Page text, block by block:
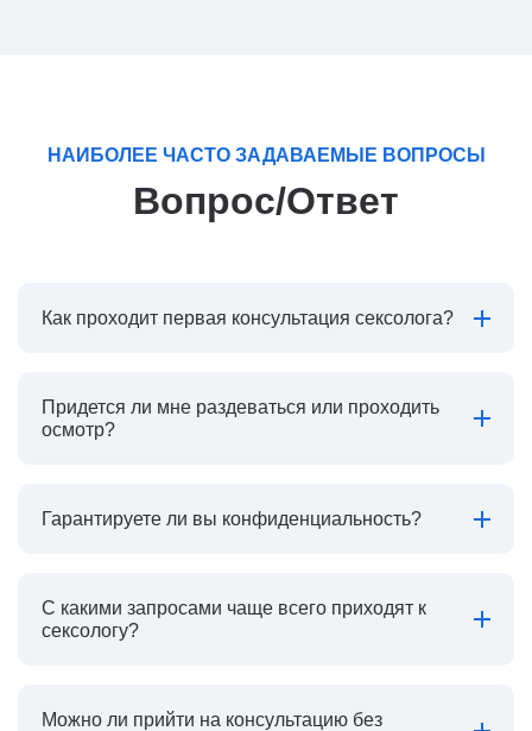
НАИБОЛЕЕ ЧАСТО ЗАДАВАЕМЫЕ ВОПРОСЫ
Вопрос/Ответ
Как проходит первая консультация сексолога?
Придется ли мне раздеваться или проходить
осмотр?
Гарантируете ли вы конфиденциальность?
С какими запросами чаще всего приходят к
сексологу?
Можно ли прийти на консультацию без